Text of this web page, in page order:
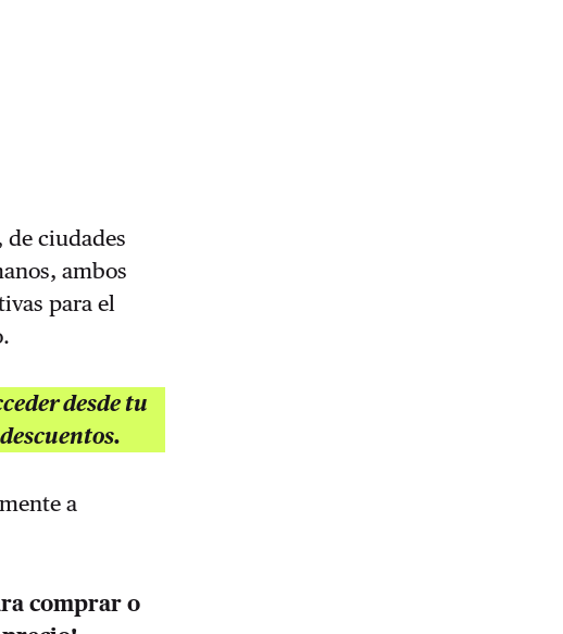
de ciudades
ambos
para el
desde tu
a
comprar o